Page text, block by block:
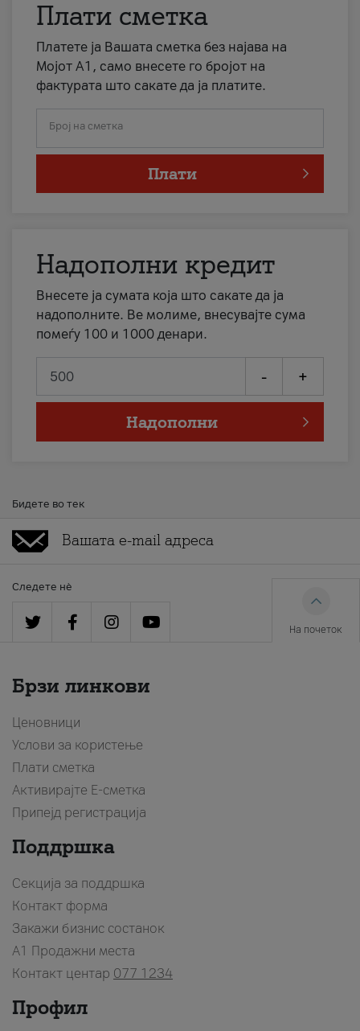
Плати сметка
Платете ја Вашата сметка без најава на
Мојот А1, само внесете го бројот на
фактурата што сакате да ја платите.
Број на сметка
Плати
Надополни кредит
Внесете ја сумата која што сакате да ја
надополните. Ве молиме, внесувајте сума
помеѓу 100 и 1000 денари.
- +
Надополни
Бидете во тек
Следете нè
На почеток
Брзи линкови
Ценовници
Услови за користење
Плати сметка
Активирајте Е-сметка
Припејд регистрација
Поддршка
Секција за поддршка
Контакт форма
Закажи бизнис состанок
A1 Продажни места
Контакт центар 077 1234
Профил